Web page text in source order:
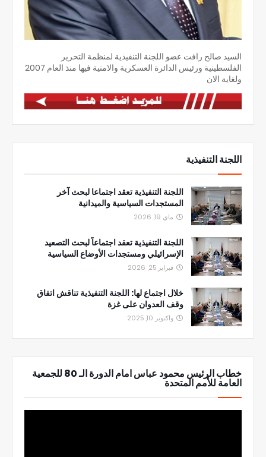
السيد صالح رافت عضو اللجنة التنفيذية لمنظمة التحرير
الفلسطينية ورئيس الدائرة العسكرية والامنية فيها منذ العام 2007
ولغاية الان
اللجنة التنفيذية
اللجنة التنفيذية تعقد اجتماعا لبحث آخر
المستجدات السياسية والميدانية
ماي 19, 2026
اللجنة التنفيذية تعقد اجتماعاً لبحث التصعيد
الإسرائيلي ومستجدات الأوضاع السياسية
فبراير 25, 2026
خلال اجتماع لها: اللجنة التنفيذية تناقش اتفاق
وقف العدوان على غزة
واكتوبر 10, 2025
خطاب الرئيس محمود عباس امام الدورة الـ 80 للجمعية
العامة للأمم المتحدة